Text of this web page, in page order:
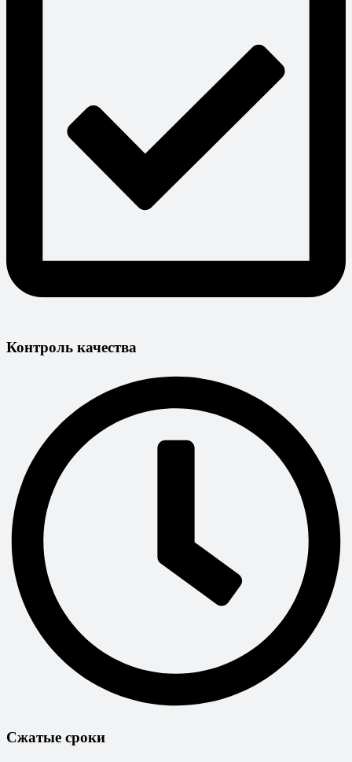
Контроль качества
Сжатые сроки